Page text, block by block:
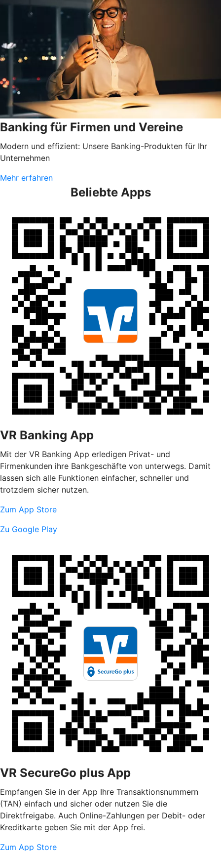
Banking für Firmen und Vereine
Modern und effizient: Unsere Banking-Produkten für Ihr
Unternehmen
Mehr erfahren
Beliebte Apps
VR Banking App
Mit der VR Banking App erledigen Privat- und
Firmenkunden ihre Bankgeschäfte von unterwegs. Damit
lassen sich alle Funktionen einfacher, schneller und
trotzdem sicher nutzen.
Zum App Store
Zu Google Play
VR SecureGo plus App
Empfangen Sie in der App Ihre Transaktionsnummern
(TAN) einfach und sicher oder nutzen Sie die
Direktfreigabe. Auch Online-Zahlungen per Debit- oder
Kreditkarte geben Sie mit der App frei.
Zum App Store